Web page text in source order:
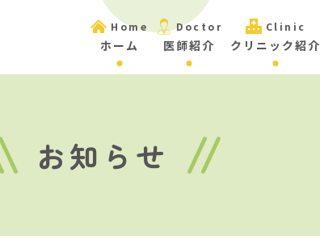
Home
ホーム
Doctor
医師紹介
Clinic
クリニック紹介
お知らせ